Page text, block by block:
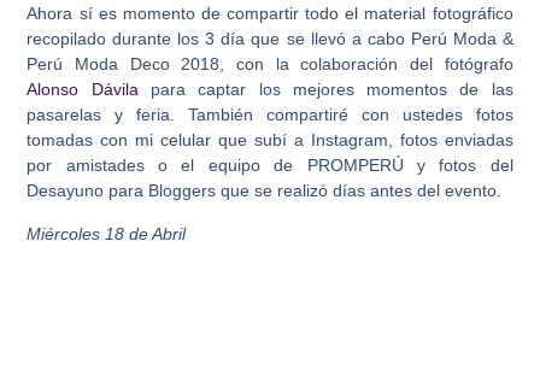
Ahora sí es momento de compartir todo el material fotográfico
recopilado durante los 3 día que se llevó a cabo Perú Moda &
Perú Moda Deco 2018, con la colaboración del fotógrafo
Alonso Dávilapara captar los mejores momentos de las
pasarelas y feria. También compartiré con ustedes fotos
tomadas con mi celular que subí a Instagram, fotos enviadas
por amistades o el equipo de PROMPERÚ y fotos del
Desayuno para Bloggers que se realizó días antes del evento.
Miércoles 18 de Abril